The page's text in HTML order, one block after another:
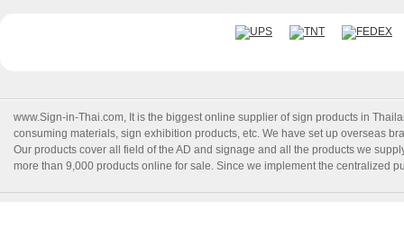
www.Sign-in-Thai.com, It is the biggest online supplier of sign products in
consuming materials, sign exhibition products, etc. We have set up overseas
Our products cover all field of the AD and signage and all the products we
more than 9,000 products online for sale. Since we implement the centralized